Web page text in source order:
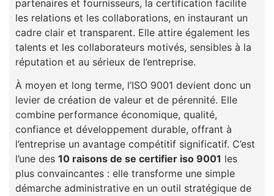
partenaires et fournisseurs, la certification facilite
les relations et les collaborations, en instaurant un
cadre clair et transparent. Elle attire également les
talents et les collaborateurs motivés, sensibles à la
réputation et au sérieux de l’entreprise.
À moyen et long terme, l’ISO 9001 devient donc un
levier de création de valeur et de pérennité. Elle
combine performance économique, qualité,
confiance et développement durable, offrant à
l’entreprise un avantage compétitif significatif. C’est
l’une des 10 raisons de se certifier iso 9001 les
plus convaincantes : elle transforme une simple
démarche administrative en un outil stratégique de